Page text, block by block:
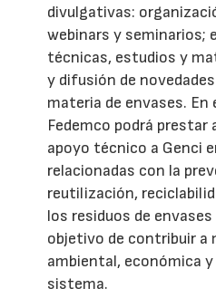
divulgativas:
webinars y seminarios;
técnicas, estudios y
y difusión de
materia de envases.
Fedemco podrá
apoyo técnico a Genci
relacionadas con la
reutilización,
los residuos de
objetivo de contribuir a
ambiental, económica
sistema.